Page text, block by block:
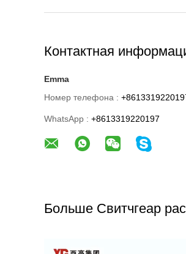
Контактная
Emma
Номер телефона :
WhatsApp : +8613319220197
Больше Свитчгеар